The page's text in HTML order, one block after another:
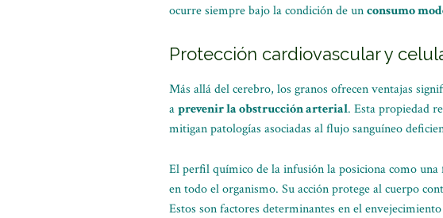
ocurre siempre bajo la condición de unconsumo
Protección cardiovascular y
Más allá del cerebro, los granos ofrecen ventajas
aprevenir la obstrucción arterial. Esta propiedad
mitigan patologías asociadas al flujo sanguíneo
El perfil químico de la infusión la posiciona como
en todo el organismo. Su acción protege al cuerpo
Estos son factores determinantes en el